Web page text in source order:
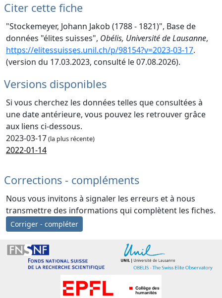
Citer cette fiche
"Stockemeyer, Johann Jakob (1788 - 1821)", Base de
données "élites suisses", Obélis, Université de Lausanne,
https://elitessuisses.unil.ch/p/98154?v=2023-03-17.
(version du 17.03.2023, consulté le 07.08.2026).
Versions disponibles
Si vous cherchez les données telles que consultées à
une date antérieure, vous pouvez les retrouver grâce
aux liens ci-dessous.
2023-03-17(la plus récente)
2022-01-14
Corrections - compléments
Nous vous invitons à signaler les erreurs et à nous
transmettre des informations qui complètent les fiches.
Corriger - compléter